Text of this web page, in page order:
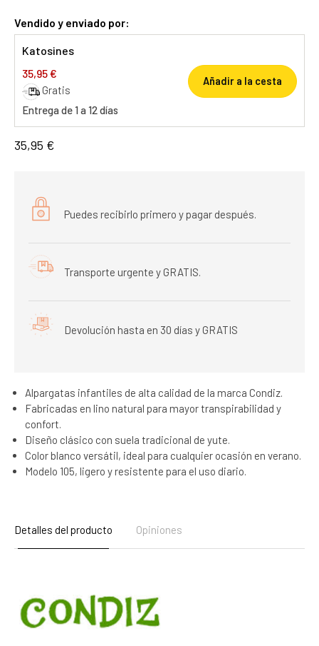
Vendido y enviado por:
Katosines
35,95 €
Gratis
Entrega de 1 a 12 días
Añadir a la cesta
35,95 €
Puedes recibirlo primero y pagar después.
Transporte urgente y GRATIS.
Devolución hasta en 30 días y GRATIS
Alpargatas infantiles de alta calidad de la marca Condiz.
Fabricadas en lino natural para mayor transpirabilidad y
confort.
Diseño clásico con suela tradicional de yute.
Color blanco versátil, ideal para cualquier ocasión en verano.
Modelo 105, ligero y resistente para el uso diario.
Detalles del producto Opiniones